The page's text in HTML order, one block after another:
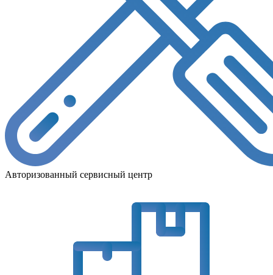
Авторизованный сервисный центр